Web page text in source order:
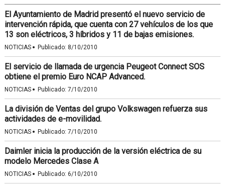
El Ayuntamiento de Madrid presentó el nuevo servicio de
intervención rápida, que cuenta con 27 vehículos de los que
13 son eléctricos, 3 híbridos y 11 de bajas emisiones.
NOTICIAS · Publicado: 8/10/2010
El servicio de llamada de urgencia Peugeot Connect SOS
obtiene el premio Euro NCAP Advanced.
NOTICIAS · Publicado: 7/10/2010
La división de Ventas del grupo Volkswagen refuerza sus
actividades de e-movilidad.
NOTICIAS · Publicado: 7/10/2010
Daimler inicia la producción de la versión eléctrica de su
modelo Mercedes Clase A
NOTICIAS · Publicado: 6/10/2010